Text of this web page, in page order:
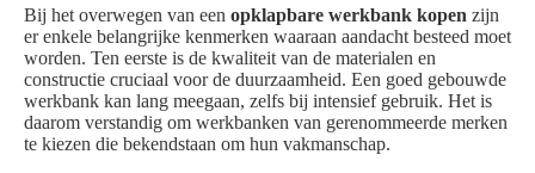
Bij het overwegen van een opklapbare werkbank kopen zijn
er enkele belangrijke kenmerken waaraan aandacht besteed moet
worden. Ten eerste is de kwaliteit van de materialen en
constructie cruciaal voor de duurzaamheid. Een goed gebouwde
werkbank kan lang meegaan, zelfs bij intensief gebruik. Het is
daarom verstandig om werkbanken van gerenommeerde merken
te kiezen die bekendstaan om hun vakmanschap.